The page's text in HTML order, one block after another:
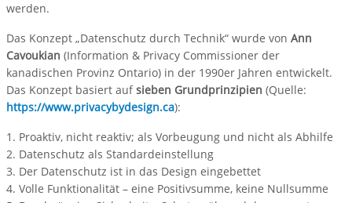
werden.
Das Konzept „Datenschutz durch Technik“ wurde von Ann
Cavoukian (Information & Privacy Commissioner der
kanadischen Provinz Ontario) in der 1990er Jahren entwickelt.
Das Konzept basiert aufsieben Grundprinzipien (Quelle:
https://www.privacybydesign.ca):
1. Proaktiv, nicht reaktiv; als Vorbeugung und nicht als Abhilfe
2. Datenschutz als Standardeinstellung
3. Der Datenschutz ist in das Design eingebettet
4. Volle Funktionalität – eine Positivsumme, keine Nullsumme